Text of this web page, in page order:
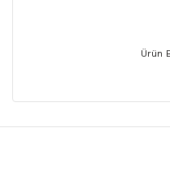
Ürün